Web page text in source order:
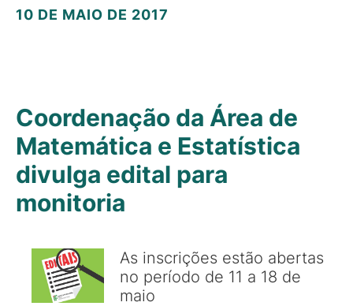
10 DE MAIO DE 2017
Coordenação da Área de
Matemática e Estatística
divulga edital para
monitoria
As inscrições estão abertas
no período de 11 a 18 de
maio